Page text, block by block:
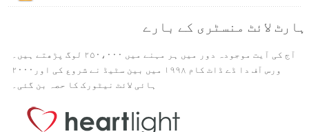
ہارٹ لائٹ منسٹری کے بارے
آج کی آیت موجودہ دور میں ہر مہنے میں ۲۵۰،۰۰۰ لوگ پڑھتے ہیں۔
ورس آف دا ڈے ڈاٹ کام ۱۹۹۸ میں بین سٹیڈ نے شروع کی اور۲۰۰۰
ہائی لائٹ نیٹورک کا حصہ بن گئی۔